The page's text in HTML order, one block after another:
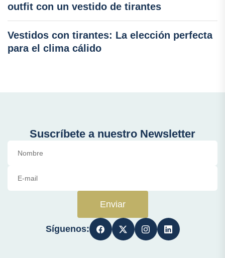
outfit con un vestido de tirantes
Vestidos con tirantes: La elección perfecta
para el clima cálido
Suscríbete a nuestro Newsletter
Enviar
Síguenos: